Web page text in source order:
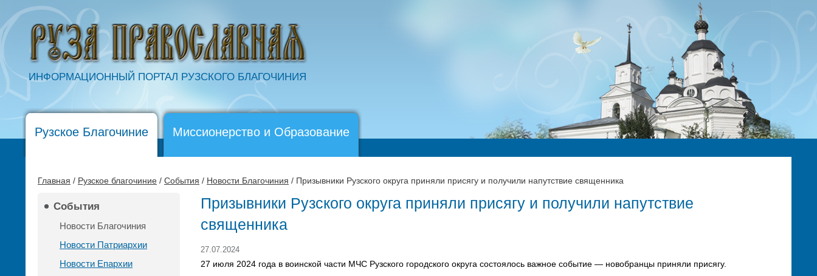
ИНФОРМАЦИОННЫЙ ПОРТАЛ РУЗСКОГО БЛАГОЧИНИЯ
Рузское Благочиние Миссионерство и Образование
Главная / Рузское благочиние / События / Новости Благочиния / Призывники Рузского округа приняли присягу и получили напутствие священника
События
Новости Благочиния
Новости Патриархии
Новости Епархии
Призывники Рузского округа приняли присягу и получили напутствие
священника
27.07.2024
27 июля 2024 года в воинской части МЧС Рузского городского округа состоялось важное событие — новобранцы приняли присягу.